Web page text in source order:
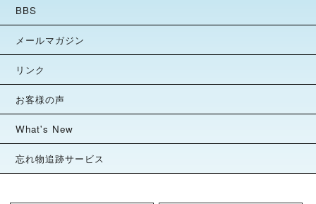
BBS
メールマガジン
リンク
お客様の声
What's New
忘れ物追跡サービス